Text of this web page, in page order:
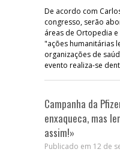
De acordo com
congresso, serão
áreas de Ortopedia
"ações humanitárias
organizações de
evento realiza-se
Campanha da
enxaqueca, mas
assim!»
Publicado em 12 de